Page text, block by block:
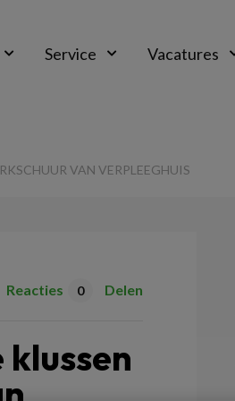
Service Vacatures
VAN VERPLEEGHUIS
Reacties 0 Delen